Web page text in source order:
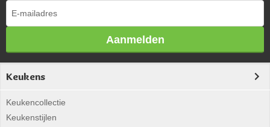
Aanmelden
Keukens
Keukencollectie
Keukenstijlen